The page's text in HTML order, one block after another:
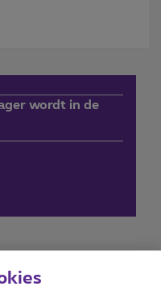
wordt in de